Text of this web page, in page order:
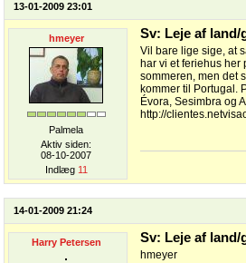
13-01-2009 23:01
hmeyer
Palmela
Aktiv siden:
08-10-2007
Indlæg 11
Sv: Leje af land/
Vil bare lige sige, at
har vi et feriehus her
sommeren, men det
kommer til Portugal.
Évora, Sesimbra og
http://
14-01-2009 21:24
Harry Petersen Sv: Leje af land/
hmeyer